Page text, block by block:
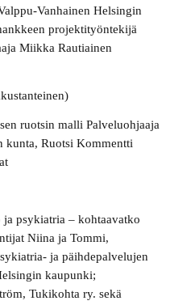
Vanhainen Helsingin
projektityöntekijä
Miikka Rautiainen
ruotsin malli Palveluohjaaja
kunta, Ruotsi Kommentti
psykiatria – kohtaavatko
Niina ja Tommi,
ja päihdepalvelujen
kaupunki;
Tukikohta ry. sekä